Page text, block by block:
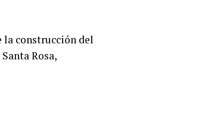
la construcción del
Rosa,